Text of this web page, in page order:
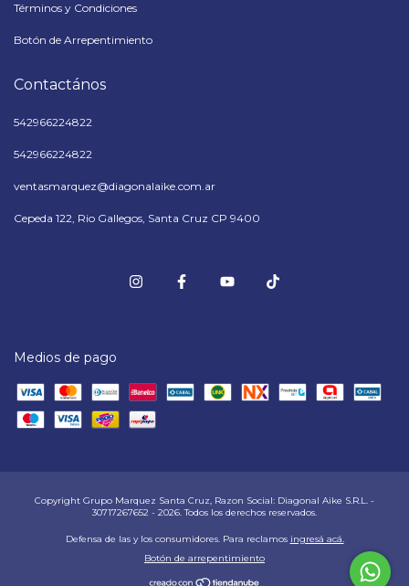
Términos y Condiciones
Botón de Arrepentimiento
Contactános
542966224822
542966224822
ventasmarquez@diagonalaike.com.ar
Cepeda 122, Rio Gallegos, Santa Cruz CP 9400
Medios de pago
Copyright Grupo Marquez Santa Cruz, Razon Social: Diagonal Aike S.R.L. -
30717267652 - 2026. Todos los derechos reservados.
Defensa de las y los consumidores. Para reclamos ingresá acá.
Botón de arrepentimiento